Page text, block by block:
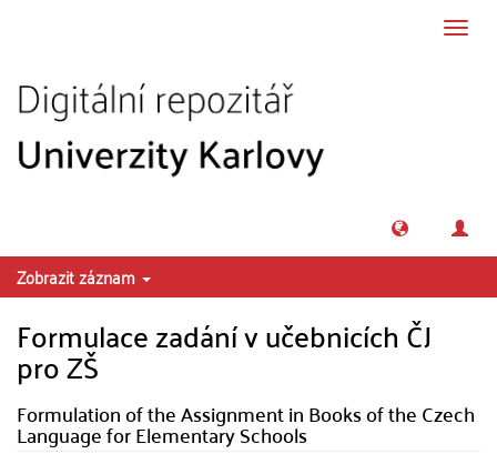
Zobrazit záznam
Formulace zadání v učebnicích ČJ
pro ZŠ
Formulation of the Assignment in Books of the Czech
Language for Elementary Schools